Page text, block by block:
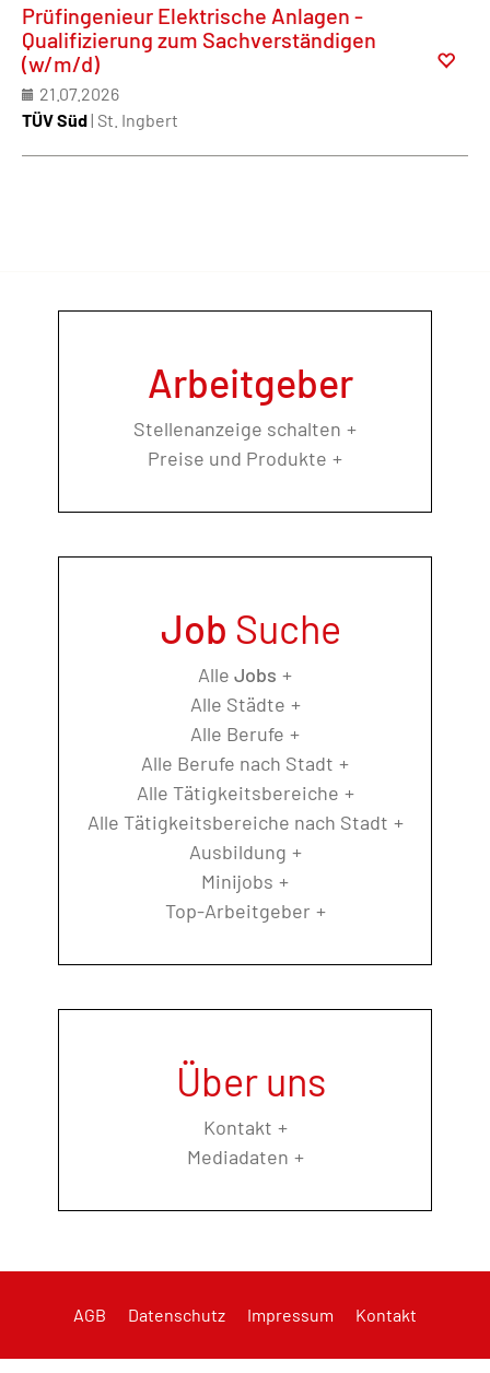
Prüfingenieur Elektrische Anlagen -
Qualifizierung zum Sachverständigen
(w/m/d)
21.07.2026
TÜV Süd| St. Ingbert
Arbeitgeber
Stellenanzeige schalten
Preise und Produkte
Job Suche
Alle Jobs
Alle Städte
Alle Berufe
Alle Berufe nach Stadt
Alle Tätigkeitsbereiche
Alle Tätigkeitsbereiche nach Stadt
Ausbildung
Minijobs
Top-Arbeitgeber
Über uns
Kontakt
Mediadaten
AGB Datenschutz Impressum Kontakt